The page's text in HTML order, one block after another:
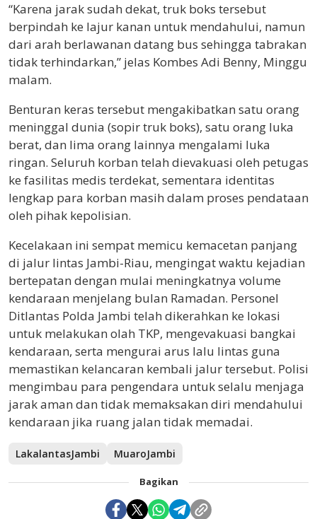
“Karena jarak sudah dekat, truk boks tersebut
berpindah ke lajur kanan untuk mendahului, namun
dari arah berlawanan datang bus sehingga tabrakan
tidak terhindarkan,” jelas Kombes Adi Benny, Minggu
malam.
Benturan keras tersebut mengakibatkan satu orang
meninggal dunia (sopir truk boks), satu orang luka
berat, dan lima orang lainnya mengalami luka
ringan. Seluruh korban telah dievakuasi oleh petugas
ke fasilitas medis terdekat, sementara identitas
lengkap para korban masih dalam proses pendataan
oleh pihak kepolisian.
Kecelakaan ini sempat memicu kemacetan panjang
di jalur lintas Jambi-Riau, mengingat waktu kejadian
bertepatan dengan mulai meningkatnya volume
kendaraan menjelang bulan Ramadan. Personel
Ditlantas Polda Jambi telah dikerahkan ke lokasi
untuk melakukan olah TKP, mengevakuasi bangkai
kendaraan, serta mengurai arus lalu lintas guna
memastikan kelancaran kembali jalur tersebut. Polisi
mengimbau para pengendara untuk selalu menjaga
jarak aman dan tidak memaksakan diri mendahului
kendaraan jika ruang jalan tidak memadai.
LakalantasJambi MuaroJambi
Bagikan